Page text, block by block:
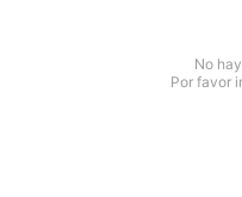
No
Por favor